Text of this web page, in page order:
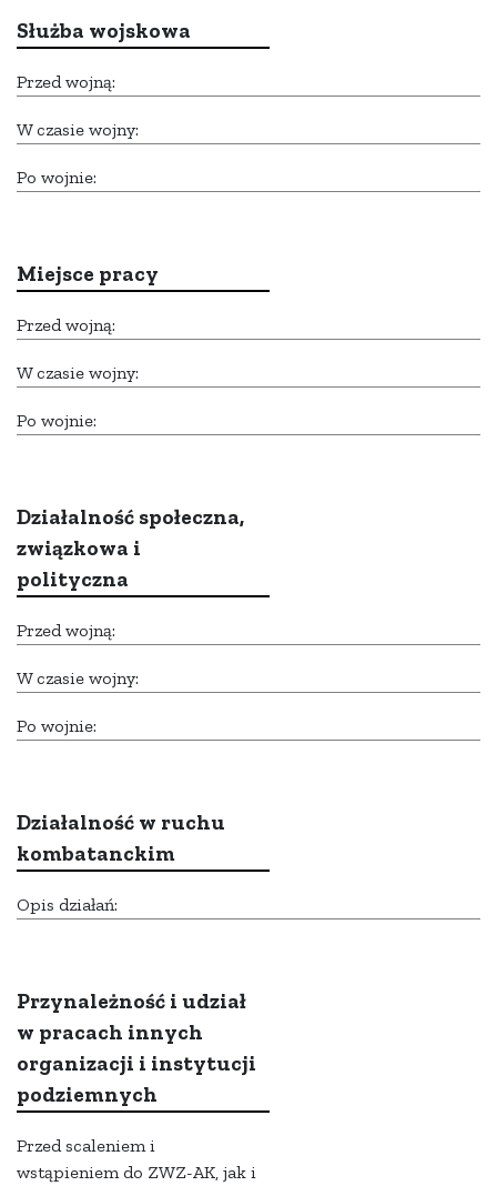
Służba wojskowa
Przed wojną:
W czasie wojny:
Po wojnie:
Miejsce pracy
Przed wojną:
W czasie wojny:
Po wojnie:
Działalność społeczna,
związkowa i
polityczna
Przed wojną:
W czasie wojny:
Po wojnie:
Działalność w ruchu
kombatanckim
Opis działań:
Przynależność i udział
w pracach innych
organizacji i instytucji
podziemnych
Przed scaleniem i
wstąpieniem do ZWZ-AK, jak i